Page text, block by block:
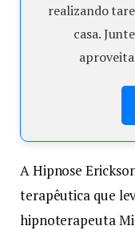
realizando
casa.
A Hipnose
terapêutica que
hipnoterapeuta